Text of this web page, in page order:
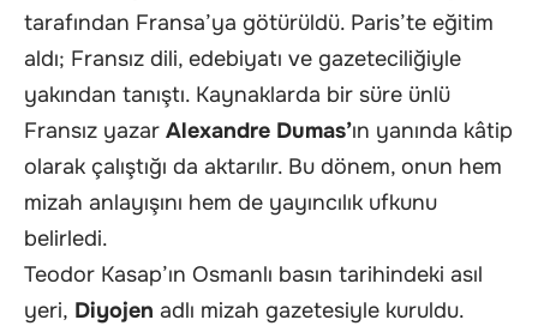
tarafından Fransa’ya götürüldü. Paris’te eğitim
aldı; Fransız dili, edebiyatı ve gazeteciliğiyle
yakından tanıştı. Kaynaklarda bir süre ünlü
Fransız yazar Alexandre Dumas’ın yanında kâtip
olarak çalıştığı da aktarılır. Bu dönem, onun hem
mizah anlayışını hem de yayıncılık ufkunu
belirledi.
Teodor Kasap’ın Osmanlı basın tarihindeki asıl
yeri, Diyojen adlı mizah gazetesiyle kuruldu.